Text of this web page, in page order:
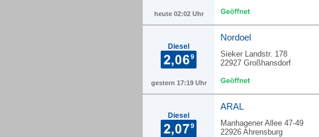
heute 02:02 Uhr
Diesel
gestern 17:19 Uhr
Nordoel
Sieker Landstr. 178
22927 Großhansdorf
Diesel
ARAL
Manhagener Allee 47-49
22926 Ahrensburg